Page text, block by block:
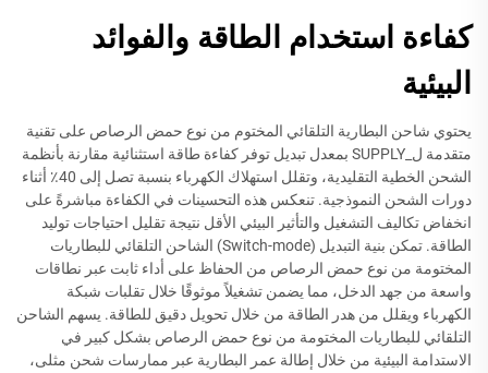
كفاءة استخدام الطاقة والفوائد
البيئية
يحتوي شاحن البطارية التلقائي المختوم من نوع حمض الرصاص على تقنية
متقدمة ل_SUPPLY بمعدل تبديل توفر كفاءة طاقة استثنائية مقارنة بأنظمة
الشحن الخطية التقليدية، وتقلل استهلاك الكهرباء بنسبة تصل إلى 40٪ أثناء
دورات الشحن النموذجية. تنعكس هذه التحسينات في الكفاءة مباشرةً على
انخفاض تكاليف التشغيل والتأثير البيئي الأقل نتيجة تقليل احتياجات توليد
الطاقة. تمكن بنية التبديل (Switch-mode) الشاحن التلقائي للبطاريات
المختومة من نوع حمض الرصاص من الحفاظ على أداء ثابت عبر نطاقات
واسعة من جهد الدخل، مما يضمن تشغيلاً موثوقًا خلال تقلبات شبكة
الكهرباء ويقلل من هدر الطاقة من خلال تحويل دقيق للطاقة. يسهم الشاحن
التلقائي للبطاريات المختومة من نوع حمض الرصاص بشكل كبير في
الاستدامة البيئية من خلال إطالة عمر البطارية عبر ممارسات شحن مثلى،